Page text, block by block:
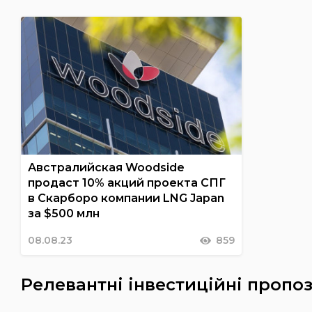
Австралийская Woodside
продаст 10% акций проекта СПГ
в Скарборо компании LNG Japan
за $500 млн
08.08.23 859
Релевантні інвестиційні